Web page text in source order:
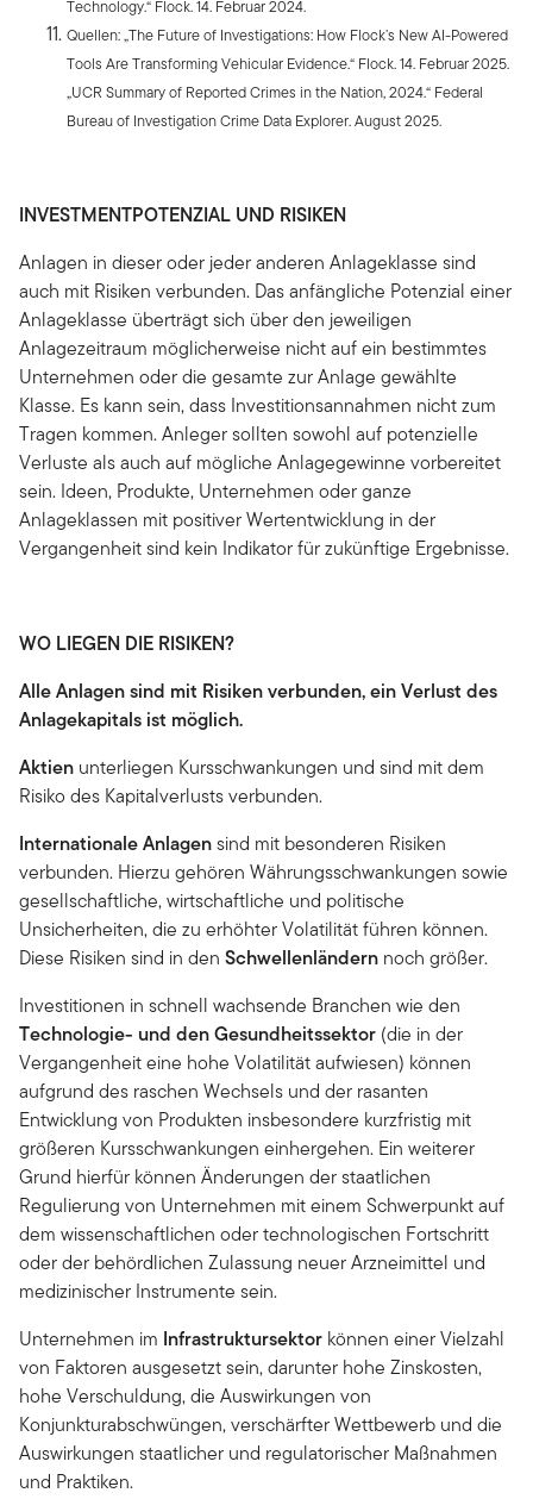
Technology.“ Flock. 14. Februar 2024.
Quellen: „The Future of Investigations: How Flock’s New AI-Powered
Tools Are Transforming Vehicular Evidence.“ Flock. 14. Februar 2025.
„UCR Summary of Reported Crimes in the Nation, 2024.“ Federal
Bureau of Investigation Crime Data Explorer. August 2025.
INVESTMENTPOTENZIAL UND RISIKEN
Anlagen in dieser oder jeder anderen Anlageklasse sind
auch mit Risiken verbunden. Das anfängliche Potenzial einer
Anlageklasse überträgt sich über den jeweiligen
Anlagezeitraum möglicherweise nicht auf ein bestimmtes
Unternehmen oder die gesamte zur Anlage gewählte
Klasse. Es kann sein, dass Investitionsannahmen nicht zum
Tragen kommen. Anleger sollten sowohl auf potenzielle
Verluste als auch auf mögliche Anlagegewinne vorbereitet
sein. Ideen, Produkte, Unternehmen oder ganze
Anlageklassen mit positiver Wertentwicklung in der
Vergangenheit sind kein Indikator für zukünftige Ergebnisse.
WO LIEGEN DIE RISIKEN?
Alle Anlagen sind mit Risiken verbunden, ein Verlust des
Anlagekapitals ist möglich.
Aktien unterliegen Kursschwankungen und sind mit dem
Risiko des Kapitalverlusts verbunden.
Internationale Anlagensind mit besonderen Risiken
verbunden. Hierzu gehören Währungsschwankungen sowie
gesellschaftliche, wirtschaftliche und politische
Unsicherheiten, die zu erhöhter Volatilität führen können.
Diese Risiken sind in den Schwellenländern noch größer.
Investitionen in schnell wachsende Branchen wie den
Technologie- und den Gesundheitssektor (die in der
Vergangenheit eine hohe Volatilität aufwiesen) können
aufgrund des raschen Wechsels und der rasanten
Entwicklung von Produkten insbesondere kurzfristig mit
größeren Kursschwankungen einhergehen. Ein weiterer
Grund hierfür können Änderungen der staatlichen
Regulierung von Unternehmen mit einem Schwerpunkt auf
dem wissenschaftlichen oder technologischen Fortschritt
oder der behördlichen Zulassung neuer Arzneimittel und
medizinischer Instrumente sein.
Unternehmen im Infrastruktursektor können einer Vielzahl
von Faktoren ausgesetzt sein, darunter hohe Zinskosten,
hohe Verschuldung, die Auswirkungen von
Konjunkturabschwüngen, verschärfter Wettbewerb und die
Auswirkungen staatlicher und regulatorischer Maßnahmen
und Praktiken.